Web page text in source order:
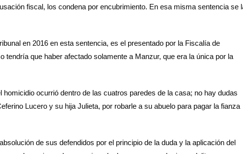
fiscal, los condena por encubrimiento. En esa misma sentencia se
en 2016 en esta sentencia, es el presentado por la Fiscalía de
tendría que haber afectado solamente a Manzur, que era la única por la
ocurrió dentro de las cuatros paredes de la casa; no hay dudas
Lucero y su hija Julieta, por robarle a su abuelo para pagar la fianza
de sus defendidos por el principio de la duda y la aplicación del